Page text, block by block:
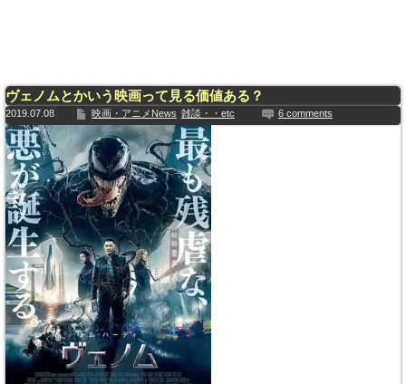
ヴェノムとかいう映画って見る価値ある？
2019.07.08 映画・アニメNews 雑談・・etc 6 comments